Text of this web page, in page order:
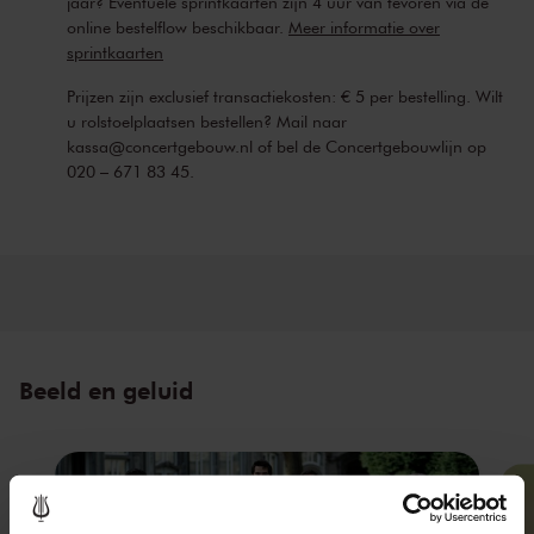
Dit concert vormt een mini-serie met de Matthäus-Passion op 27
maart 2023.
online bestelflow beschikbaar. Meer informatie over
sprintkaarten
Prijzen zijn exclusief transactiekosten: € 5 per bestelling. Wilt
u rolstoelplaatsen bestellen? Mail naar
kassa@concertgebouw.nl of bel de Concertgebouwlijn op
020 – 671 83 45.
Beeld en geluid